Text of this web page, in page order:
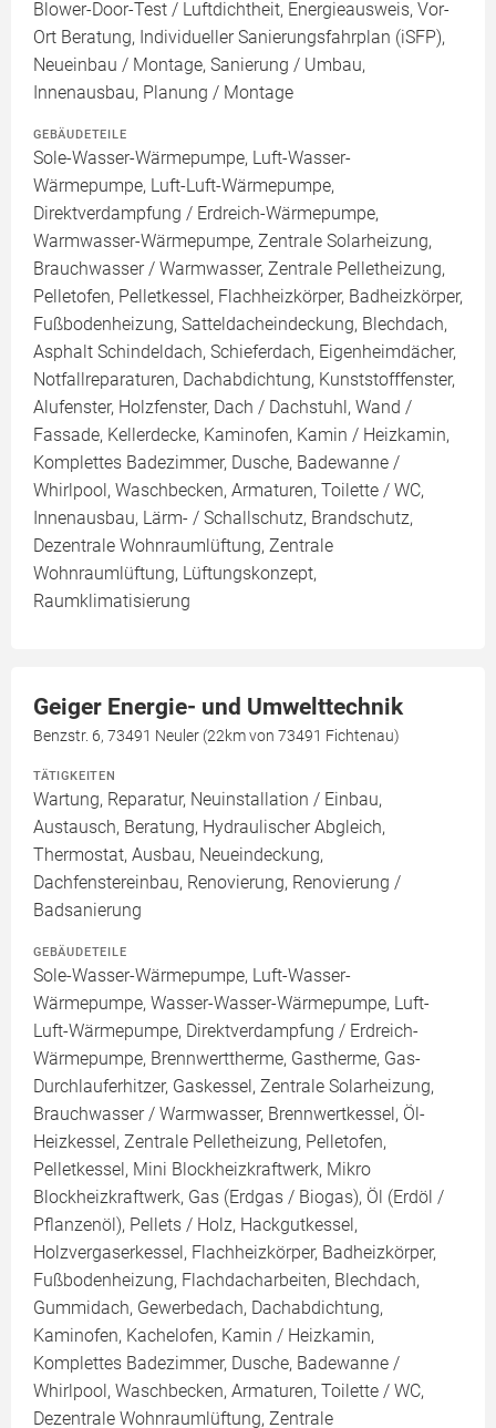
Blower-Door-Test / Luftdichtheit, Energieausweis, Vor-
Ort Beratung, Individueller Sanierungsfahrplan (iSFP),
Neueinbau / Montage, Sanierung / Umbau,
Innenausbau, Planung / Montage
GEBÄUDETEILE
Sole-Wasser-Wärmepumpe, Luft-Wasser-
Wärmepumpe, Luft-Luft-Wärmepumpe,
Direktverdampfung / Erdreich-Wärmepumpe,
Warmwasser-Wärmepumpe, Zentrale Solarheizung,
Brauchwasser / Warmwasser, Zentrale Pelletheizung,
Pelletofen, Pelletkessel, Flachheizkörper, Badheizkörper,
Fußbodenheizung, Satteldacheindeckung, Blechdach,
Asphalt Schindeldach, Schieferdach, Eigenheimdächer,
Notfallreparaturen, Dachabdichtung, Kunststofffenster,
Alufenster, Holzfenster, Dach / Dachstuhl, Wand /
Fassade, Kellerdecke, Kaminofen, Kamin / Heizkamin,
Komplettes Badezimmer, Dusche, Badewanne /
Whirlpool, Waschbecken, Armaturen, Toilette / WC,
Innenausbau, Lärm- / Schallschutz, Brandschutz,
Dezentrale Wohnraumlüftung, Zentrale
Wohnraumlüftung, Lüftungskonzept,
Raumklimatisierung
Geiger Energie- und Umwelttechnik
Benzstr. 6, 73491 Neuler (22km von 73491 Fichtenau)
TÄTIGKEITEN
Wartung, Reparatur, Neuinstallation / Einbau,
Austausch, Beratung, Hydraulischer Abgleich,
Thermostat, Ausbau, Neueindeckung,
Dachfenstereinbau, Renovierung, Renovierung /
Badsanierung
GEBÄUDETEILE
Sole-Wasser-Wärmepumpe, Luft-Wasser-
Wärmepumpe, Wasser-Wasser-Wärmepumpe, Luft-
Luft-Wärmepumpe, Direktverdampfung / Erdreich-
Wärmepumpe, Brennwerttherme, Gastherme, Gas-
Durchlauferhitzer, Gaskessel, Zentrale Solarheizung,
Brauchwasser / Warmwasser, Brennwertkessel, Öl-
Heizkessel, Zentrale Pelletheizung, Pelletofen,
Pelletkessel, Mini Blockheizkraftwerk, Mikro
Blockheizkraftwerk, Gas (Erdgas / Biogas), Öl (Erdöl /
Pflanzenöl), Pellets / Holz, Hackgutkessel,
Holzvergaserkessel, Flachheizkörper, Badheizkörper,
Fußbodenheizung, Flachdacharbeiten, Blechdach,
Gummidach, Gewerbedach, Dachabdichtung,
Kaminofen, Kachelofen, Kamin / Heizkamin,
Komplettes Badezimmer, Dusche, Badewanne /
Whirlpool, Waschbecken, Armaturen, Toilette / WC,
Dezentrale Wohnraumlüftung, Zentrale